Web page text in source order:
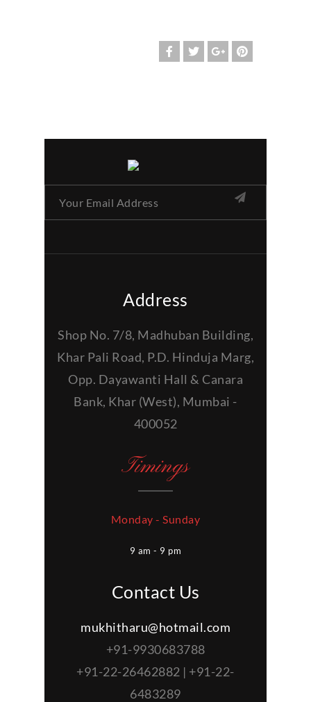
Address
Shop No. 7/8, Madhuban Building,
Khar Pali Road, P.D. Hinduja Marg,
Opp. Dayawanti Hall & Canara
Bank, Khar (West), Mumbai -
400052
Timings
Monday - Sunday
9 am - 9 pm
Contact Us
mukhitharu@hotmail.com
+91-9930683788
+91-22-26462882 | +91-22-
6483289